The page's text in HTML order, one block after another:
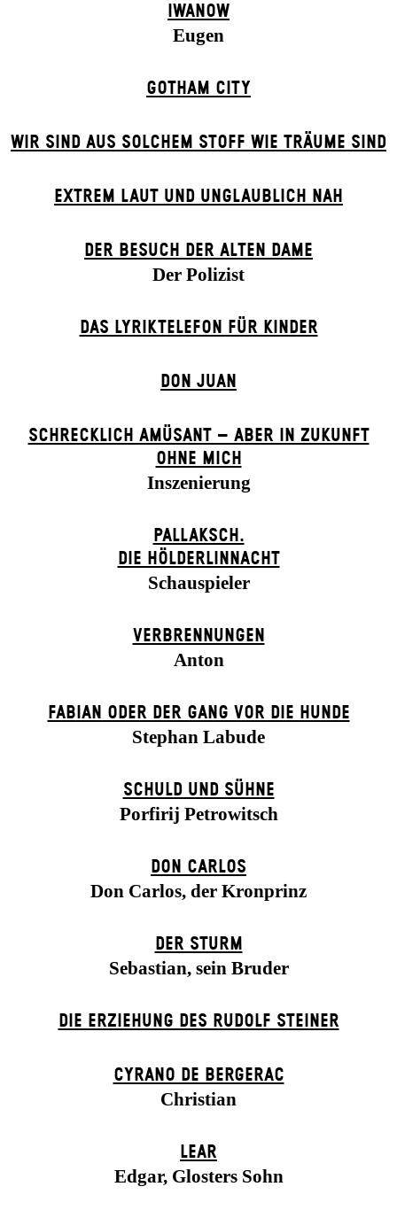
IWANOW
Eugen
GOTHAM CITY
WIR SIND AUS SOLCHEM STOFF WIE TRÄUME SIND
EXTREM LAUT UND UNGLAUBLICH NAH
DER BE­SUCH DER ALT­EN DA­ME
Der Polizist
DAS LYRIKTELEFON FÜR KINDER
DON JUAN
SCHRECKLICH AMÜSANT – ABER IN ZUKUNFT
OHNE MICH
Inszenierung
PALLAKSCH.
DIE HÖLDERLINNACHT
Schauspieler
VERBRENNUNGEN
Anton
FABIAN ODER DER GANG VOR DIE HUNDE
Stephan Labude
SCHULD UND SÜHNE
Porfirij Petrowitsch
DON CARLOS
Don Carlos, der Kronprinz
DER STURM
Sebastian, sein Bruder
DIE ERZIEHUNG DES RUDOLF STEINER
CYRANO DE BERGERAC
Christian
LEAR
Edgar, Glosters Sohn